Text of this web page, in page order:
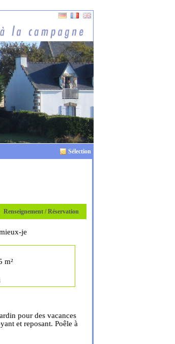
Sélection
Renseignement / Réservation
je
m²
pour des vacances
et reposant. Poêle à